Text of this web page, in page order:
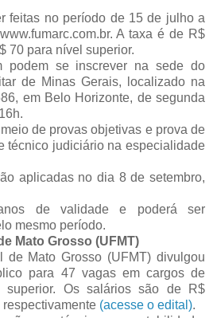
feitas no período de 15 de julho a
A taxa é de R$
70 para nível superior.
podem se inscrever na sede do
de Minas Gerais, localizado na
em Belo Horizonte, de segunda
de provas objetivas e prova de
técnico judiciário na especialidade
aplicadas no dia 8 de setembro,
de validade e poderá ser
mesmo período.
Mato Grosso (UFMT)
de Mato Grosso (UFMT) divulgou
para 47 vagas em cargos de
superior. Os salários são de R$
(acesse o edital).